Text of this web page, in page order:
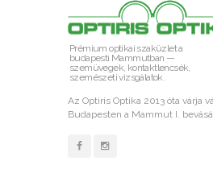
Prémium optikai szaküzlet a
budapesti Mammutban —
szemüvegek, kontaktlencsék,
szemészeti vizsgálatok.
Az Optiris Optika 2013 óta várja
Budapesten a Mammut I.